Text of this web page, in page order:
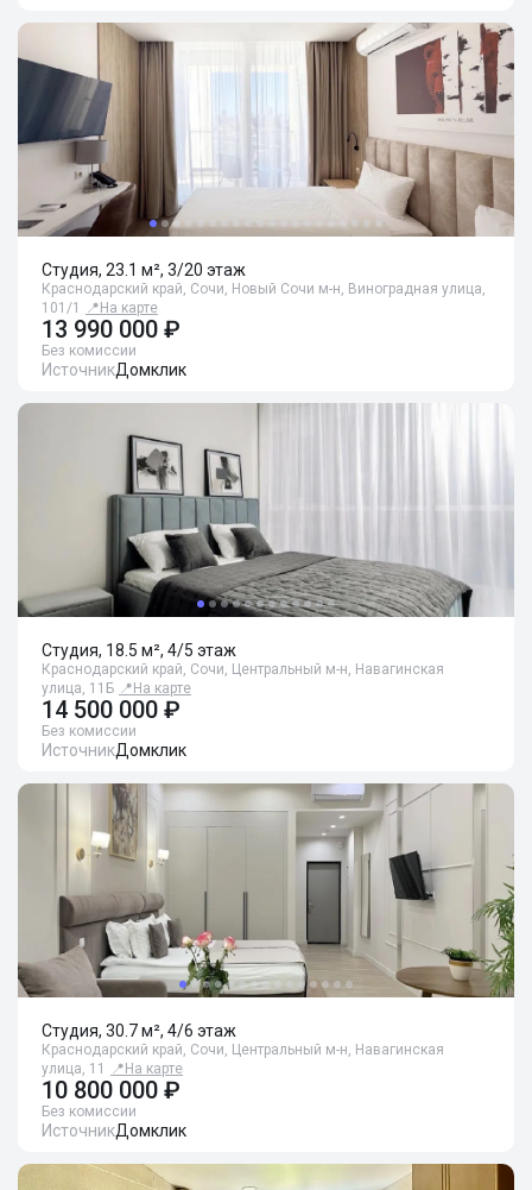
Студия, 23.1 м², 3/20 этаж
Краснодарский край, Сочи, Новый Сочи м-н, Виноградная улица,
101/1
📍 На карте
13 990 000 ₽
Без комиссии
ИсточникДомклик
Студия, 18.5 м², 4/5 этаж
Краснодарский край, Сочи, Центральный м-н, Навагинская
улица, 11Б 📍 На карте
14 500 000 ₽
Без комиссии
ИсточникДомклик
Студия, 30.7 м², 4/6 этаж
Краснодарский край, Сочи, Центральный м-н, Навагинская
улица, 11
📍 На карте
10 800 000 ₽
Без комиссии
ИсточникДомклик